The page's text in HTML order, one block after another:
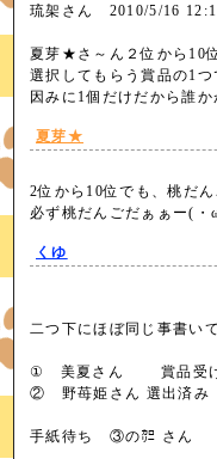
琉架さん 2010/5/16
夏芽★さ～ん２位から10
選択してもらう賞品の1つ
因みに1個だけだから誰
夏芽★
2位から10位でも、桃だ
必ず桃だんごだぁぁー(
くゆ
二つ下にほぼ同じ事書い
① 美夏さん 賞品受け
② 野苺姫さん 選出済み
手紙待ち ③の㌍ さん